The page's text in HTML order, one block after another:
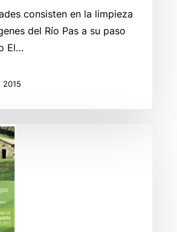
consisten en la limpieza
del Río Pas a su paso
El…
2015